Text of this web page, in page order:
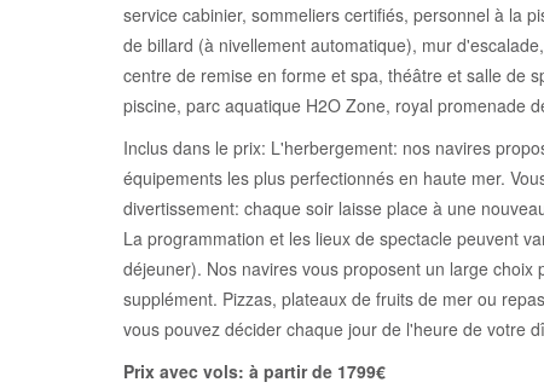
service cabinier, sommeliers certifiés, personnel à la
de billard (à nivellement automatique), mur
centre de remise en forme et spa, théâtre et salle de
piscine, parc aquatique H2O Zone, royal promenade
Inclus dans le prix: L'herbergement: nos navires
équipements les plus perfectionnés en haute mer.
divertissement: chaque soir laisse place à une
La programmation et les lieux de spectacle peuvent
déjeuner). Nos navires vous proposent un large
supplément. Pizzas, plateaux de fruits de mer ou
vous pouvez décider chaque jour de l'heure de votre
Prix avec vols: à partir de 1799€